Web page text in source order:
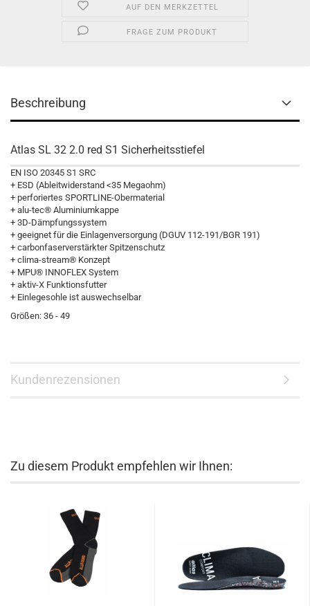
AUF DEN MERKZETTEL
FRAGE ZUM PRODUKT
Beschreibung
Atlas SL 32 2.0 red S1 Sicherheitsstiefel
EN ISO 20345 S1 SRC
+ ESD (Ableitwiderstand <35 Megaohm)
+ perforiertes SPORTLINE-Obermaterial
+ alu-tec® Aluminiumkappe
+ 3D-Dämpfungssystem
+ geeignet für die Einlagenversorgung (DGUV 112-191/BGR 191)
+ carbonfaserverstärkter Spitzenschutz
+ clima-stream® Konzept
+ MPU® INNOFLEX System
+ aktiv-X Funktionsfutter
+ Einlegesohle ist auswechselbar
Größen: 36 - 49
Kundenrezensionen
Zu diesem Produkt empfehlen wir Ihnen: